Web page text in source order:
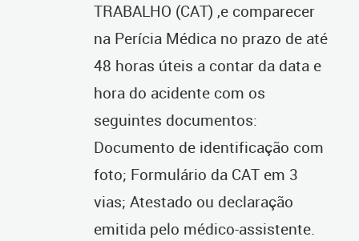
TRABALHO (CAT) ,e comparecer
na Perícia Médica no prazo de até
48 horas úteis a contar da data e
hora do acidente com os
seguintes documentos:
Documento de identificação com
foto; Formulário da CAT em 3
vias; Atestado ou declaração
emitida pelo médico-assistente.